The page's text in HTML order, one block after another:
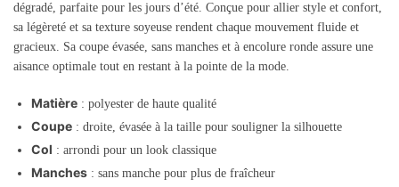
dégradé, parfaite pour les jours d’été. Conçue pour allier style et confort,
sa légèreté et sa texture soyeuse rendent chaque mouvement fluide et
gracieux. Sa coupe évasée, sans manches et à encolure ronde assure une
aisance optimale tout en restant à la pointe de la mode.
Matière : polyester de haute qualité
Coupe : droite, évasée à la taille pour souligner la silhouette
Col : arrondi pour un look classique
Manches : sans manche pour plus de fraîcheur